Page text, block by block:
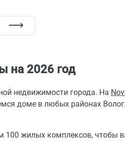
на 2026 год
недвижимости города. На
доме в любых районах
100 жилых комплексов,